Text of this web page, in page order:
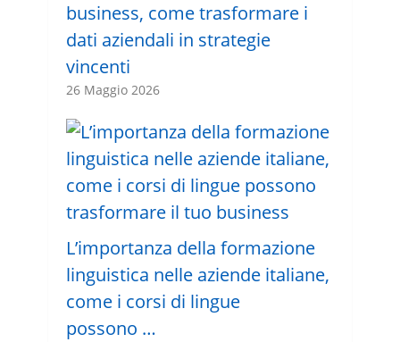
business, come trasformare i
dati aziendali in strategie
vincenti
26 Maggio 2026
L’importanza della formazione
linguistica nelle aziende italiane,
come i corsi di lingue
possono …